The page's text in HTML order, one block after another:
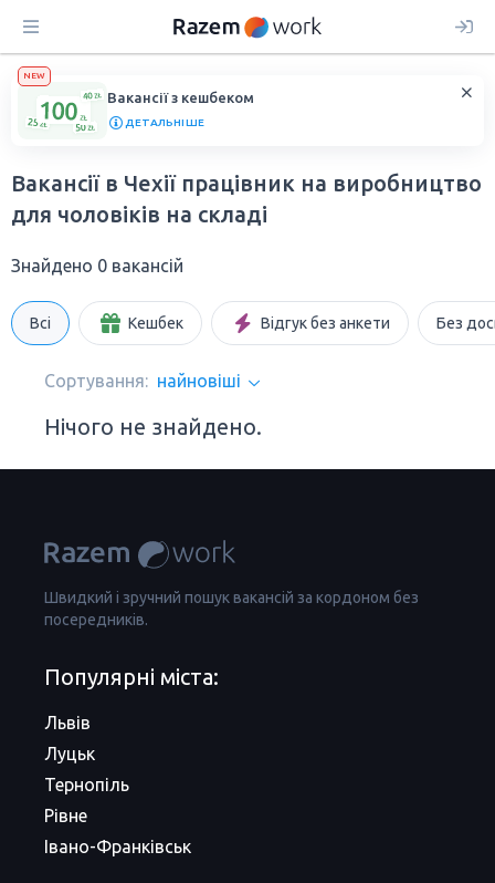
NEW
Вакансії з кешбеком
ДЕТАЛЬНІШЕ
Вакансії в Чехії працівник на виробництво
для чоловіків на складі
Знайдено 0 вакансій
Всі Кешбек Відгук без анкети Без
Сортування: найновіші
Нічого не знайдено.
Швидкий і зручний пошук вакансій за кордоном без
посередників.
Популярні міста:
Львів
Луцьк
Тернопіль
Рівне
Івано-Франківськ